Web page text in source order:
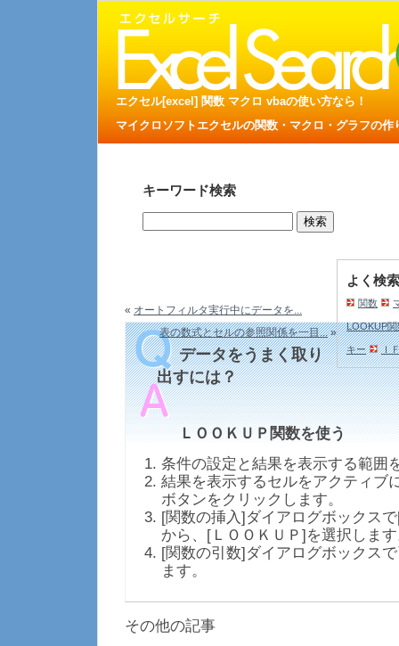
エクセル[excel] 関数 マクロ vbaの使い方なら！
マイクロソフトエクセルの関数・マクロ・グラフの
キーワード検索
よく検
関数
LOOKUP関
キー Ｉ
« オートフィルタ実行中にデータを...
表の数式とセルの参照関係を一目...»
データをうまく取り
出すには？
ＬＯＯＫＵＰ関数を使う
条件の設定と結果を表示する範囲
結果を表示するセルをアクティブ
ボタンをクリックします。
[関数の挿入]ダイアログボックス
から、[ＬＯＯＫＵＰ]を選択しま
[関数の引数]ダイアログボックス
ます。
その他の記事